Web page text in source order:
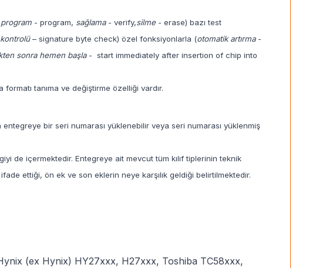
program - program, sağlama- verify,silme- erase) bazı test
kontrolü– signature byte check) özel fonksiyonlarla (otomatik artırma -
sonra hemen başla- start immediately after insertion of chip into
tanıma ve değiştirme özelliği vardır.
bir seri numarası yüklenebilir veya seri numarası yüklenmiş
de içermektedir. Entegreye ait mevcut tüm kılıf tiplerinin teknik
ettiği, ön ek ve son eklerin neye karşılık geldiği belirtilmektedir.
(ex Hynix) HY27xxx, H27xxx, Toshiba TC58xxx,